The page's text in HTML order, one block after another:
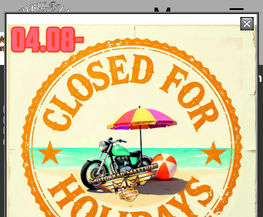
Menu
machen von 4. bis 15.08. Sommerpause
sind ab 18.08. wieder mit voller Power für
Euch da!
Harley-Davidson Sportster XL 1200 Custom
2016 - Technische Daten
Eine brandneue Sitzbank. Eine fantastische neue Federung.
Noch nie fühlte es sicher besser an, mit dem großen
Drehmoment aus einem 1200 ccm Harley-Davidson-Motor im
niedrigen Drehzahlbereich über den Asphalt zu rollen.
Bike &
Bilder
Details Daten
Farben und
Preise
Farben:
Vivid Black12.165,-- €
Charcoal Pearl12.445,-- €